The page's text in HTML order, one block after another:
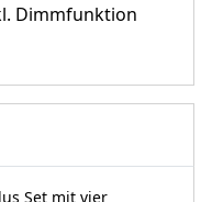
Dimmfunktion
Set mit vier